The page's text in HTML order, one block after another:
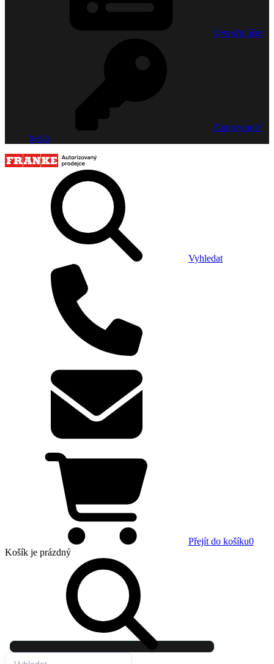
Vytvořit účet
Zapomenuté
heslo
Vyhledat
Přejít do košíku0
Košík je prázdný